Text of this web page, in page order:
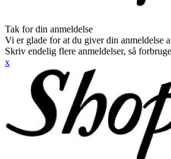
Tak for din anmeldelse
Vi er glade for at du giver din anmeldelse
Skriv endelig flere anmeldelser, så
x